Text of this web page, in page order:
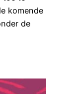
komende
de